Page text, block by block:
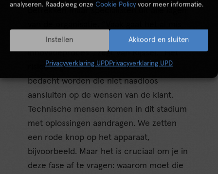
analyseren. Raadpleeg onze Cookie Policy voor meer informatie.
Akkoord en sluiten
Instellen
Privacyverklaring UPDPrivacyverklaring UPD
betrekken maar specialisten uit alle lagen
in de eerste fase van het
innovatieproces”, zegt Van Rijssel. “Het
risico is groot dat er functionaliteiten
bedacht worden die niet naadloos
aansluiten op de wensen van de klant.
Technische mensen komen in dit stadium
met oplossingen aandragen. We zetten
een rode knop op het apparaat,
bijvoorbeeld. Maar het is cruciaal om je in
deze fase af te vragen: waarom moet die